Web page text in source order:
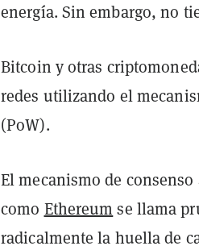
energía. Sin embargo, no
Bitcoin y otras
redes utilizando el
(PoW).
El mecanismo de
como Ethereum se llama
radicalmente la huella de